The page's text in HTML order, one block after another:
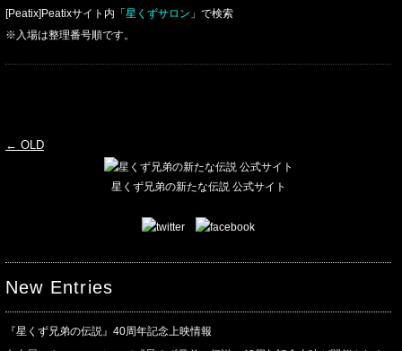
[Peatix]Peatixサイト内「 星くずサロン 」で検索
※入場は整理番号順です。
投稿ナビゲーション
← OLD
星くず兄弟の新たな伝説 公式サイト
New Entries
『星くず兄弟の伝説』40周年記念上映情報